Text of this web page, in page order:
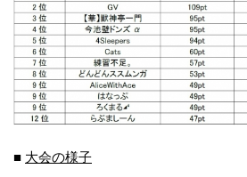
■ 大会の様子